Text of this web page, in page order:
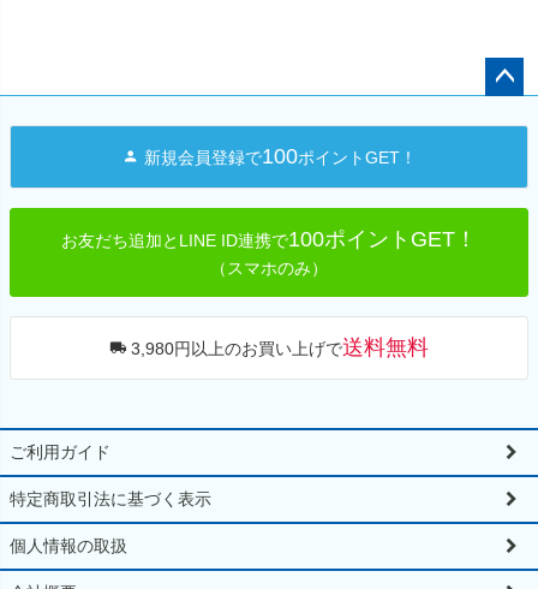
へ
新規会員登録で100ポイントGET！
お友だち追加とLINE ID連携で100ポイントGET！
（スマホのみ）
3,980円以上のお買い上げで送料無料
ご利用ガイド
特定商取引法に基づく表示
個人情報の取扱